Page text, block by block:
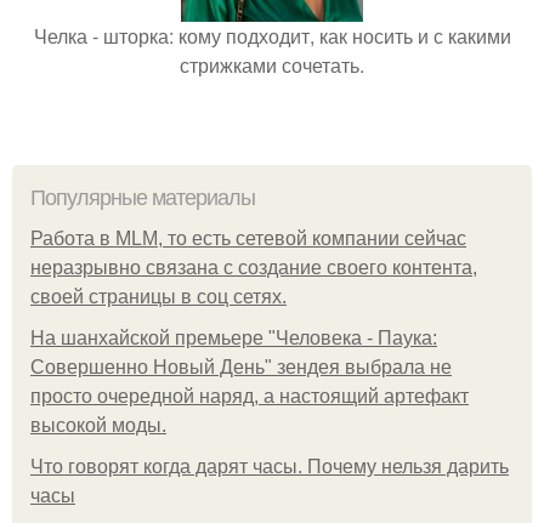
Челка - шторка: кому подходит, как носить и с какими
стрижками сочетать.
Популярные материалы
Работа в MLM, то есть сетевой компании сейчас
неразрывно связана с создание своего контента,
своей страницы в соц сетях.
На шанхайской премьере "Человека - Паука:
Совершенно Новый День" зендея выбрала не
просто очередной наряд, а настоящий артефакт
высокой моды.
Что говорят когда дарят часы. Почему нельзя дарить
часы